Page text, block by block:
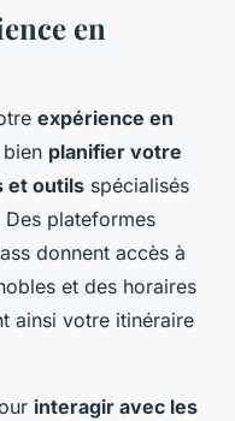
en
expérience en
planifier votre
et outils spécialisés
plateformes
donnent accès à
et des horaires
ainsi votre itinéraire
interagir avec les